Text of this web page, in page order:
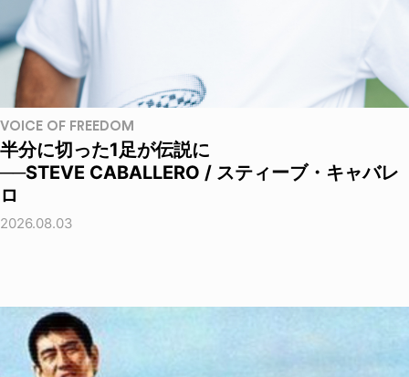
VOICE OF FREEDOM
半分に切った1足が伝説に
──STEVE CABALLERO / スティーブ・キャバレ
ロ
2026.08.03